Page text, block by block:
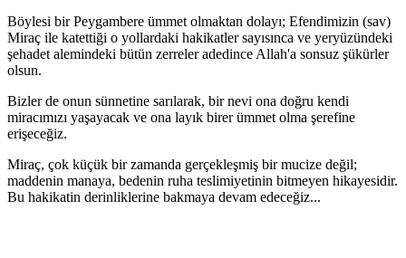
Böylesi bir Peygambere ümmet olmaktan dolayı; Efendimizin (sav)
Miraç ile katettiği o yollardaki hakikatler sayısınca ve yeryüzündeki
şehadet alemindeki bütün zerreler adedince Allah'a sonsuz şükürler
olsun.
Bizler de onun sünnetine sarılarak, bir nevi ona doğru kendi
miracımızı yaşayacak ve ona layık birer ümmet olma şerefine
erişeceğiz.
Miraç, çok küçük bir zamanda gerçekleşmiş bir mucize değil;
maddenin manaya, bedenin ruha teslimiyetinin bitmeyen hikayesidir.
Bu hakikatin derinliklerine bakmaya devam edeceğiz...